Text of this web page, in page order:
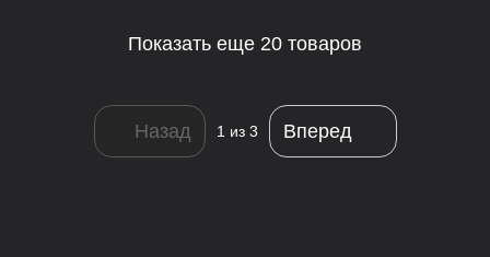
Показать еще 20 товаров
Назад 1 из 3 Вперед